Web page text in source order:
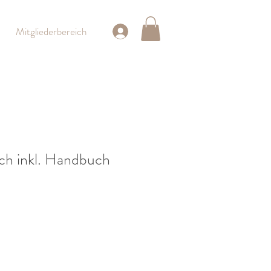
Mitgliederbereich
inkl. Handbuch